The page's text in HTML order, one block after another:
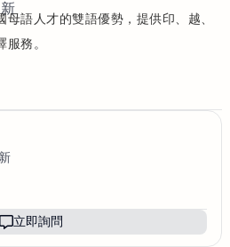
語人才的雙語優勢，提供印、越、
務。
立即詢問